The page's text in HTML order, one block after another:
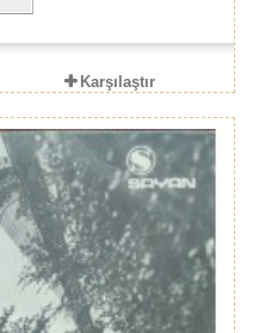
Karşılaştır